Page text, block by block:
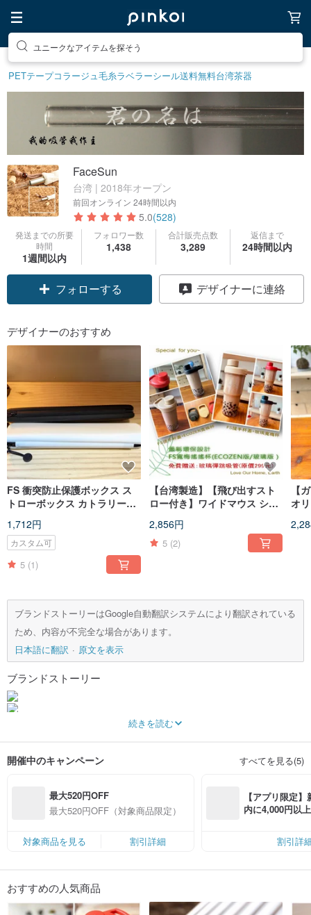
素敵な生活グッズを探そう
PETテープコラージュ毛糸ラベラーシール送料無料台湾茶器
FaceSun
台湾 | 2018年オープン
前回オンライン 24時間以内
5.0(528)
発送までの所要
時間
1週間以内
フォロワー数
1,438
合計販売点数
3,289
返信まで
24時間以内
フォローする デザイナーに連絡
デザイナーのおすすめ
FS 衝突防止保護ボックス ス
トローボックス カトラリーボ
ックス 収納ボックス ユニバー
サル収納ボックス
1,712円
カスタム可
5 (1)
【台湾製造】【飛び出すスト
ロー付き】ワイドマウス シェ
エコ タンブラー
2,856円
5 (2)
【
オ
タ
ブランドストーリーはGoogle自動翻訳システムにより翻訳されている
ため、内容が不完全な場合があります。
日本語に翻訳
原文を表示
ブランドストーリー
crystal clear determination
We have developed engraving services.
Using the most environmentally friendly and plastic-free method, without
adding any organic pigments,
using his heart, care, and patience to make you happy~
does not include engraving services).
(A warranty card will be attached with the product when shipped, and the
warranty rules and contact information will be explained in detail)
続きを読む
開催中のキャンペーン すべてを見る(5)
最大520円OFF
最大520円OFF（対象商品限定）
対象商品を見る 割引詳細
【アプリ限定
内に4,000円以
割引詳
おすすめの人気商品